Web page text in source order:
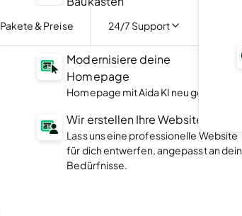
Pakete & Preise 24/7 Support
der KI.
Modernisiere deine
Homepage
Homepage mit Aida KI neu gestalten.
Wir erstellen Ihre Website
Lass uns eine professionelle Website
für dich entwerfen, angepasst an
Bedürfnisse.